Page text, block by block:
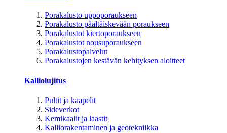
Porakalusto uppoporaukseen
Porakalusto päältäiskevään poraukseen
Porakalustot kiertoporaukseen
Porakalustot nousuporaukseen
Porakalustopalvelut
Porakalustojen kestävän kehityksen aloitteet
Kalliolujitus
Pultit ja kaapelit
Sideverkot
Kemikaalit ja laastit
Kalliorakentaminen ja geotekniikka